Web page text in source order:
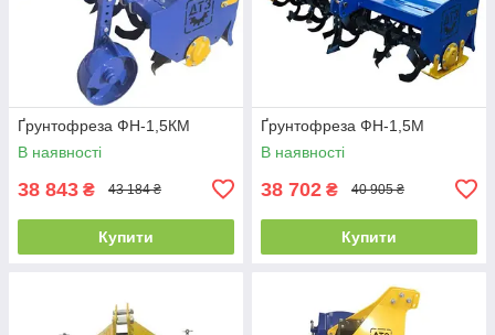
Ґрунтофреза ФН-1,5КМ
В наявності
38 843 ₴ 43 184 ₴
Купити
Ґрунтофреза ФН-1,5М
В наявності
38 702 ₴ 40 905 ₴
Купити